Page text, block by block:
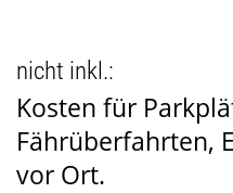
nicht inkl.:
Kosten für
Fährüberfahrten,
vor Ort.